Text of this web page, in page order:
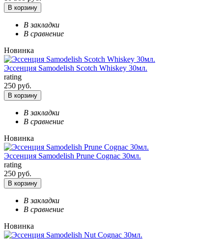
В корзину
В закладки
В сравнение
Новинка
Эссенция Samodelish Scotch Whiskey 30мл.
rating
250 руб.
В корзину
В закладки
В сравнение
Новинка
Эссенция Samodelish Prune Cognac 30мл.
rating
250 руб.
В корзину
В закладки
В сравнение
Новинка